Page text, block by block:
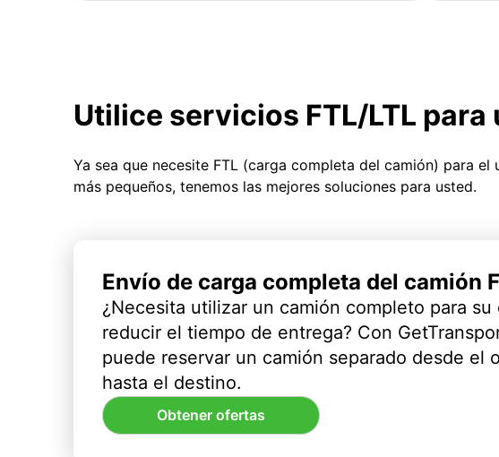
Utilice servicios FTL/LTL
Ya sea que necesite FTL (carga completa del camión) para
más pequeños, tenemos las mejores soluciones para usted.
Envío de carga completa del camión
¿Necesita utilizar un camión completo para su
reducir el tiempo de entrega? Con
puede reservar un camión separado desde el
hasta el destino.
Obtener ofertas